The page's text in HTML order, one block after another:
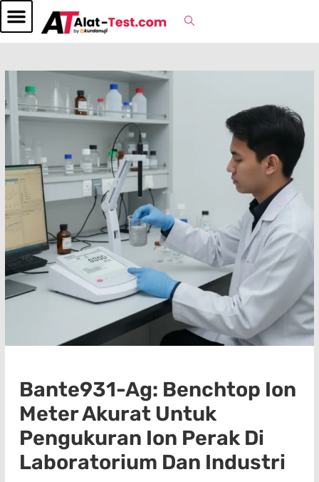
Bante931-Ag: Benchtop Ion
Meter Akurat Untuk
Pengukuran Ion Perak Di
Laboratorium Dan Industri